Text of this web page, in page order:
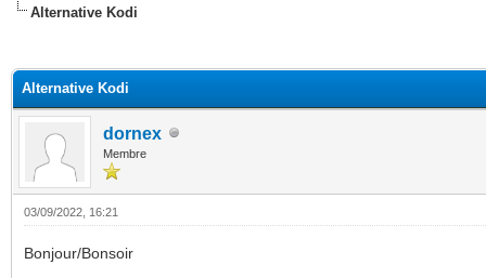
Alternative Kodi
Alternative Kodi
dornex
Membre
03/09/2022, 16:21
Bonjour/Bonsoir